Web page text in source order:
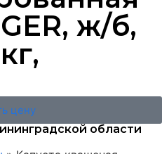
ж/б,
цену
области